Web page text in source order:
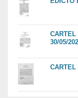
CARTEL
30/05/